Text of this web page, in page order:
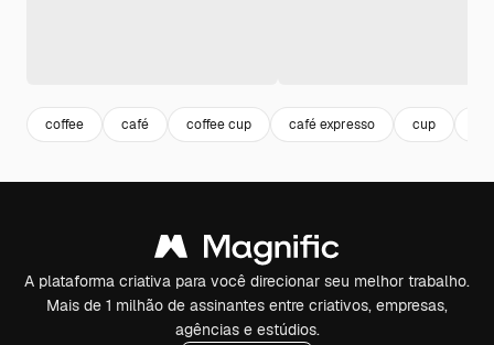
coffee café coffee cup café expresso cup
A plataforma criativa para você direcionar seu melhor trabalho.
Mais de 1 milhão de assinantes entre criativos, empresas,
agências e estúdios.